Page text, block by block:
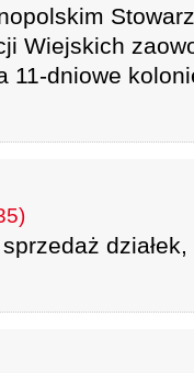
Wiejskich
dniowe